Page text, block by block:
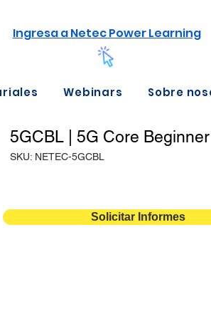
Ingresa a Netec Power Learning
Webinars Sobre
5GCBL | 5G Core
SKU: NETEC-5GCBL
Solicitar Informes